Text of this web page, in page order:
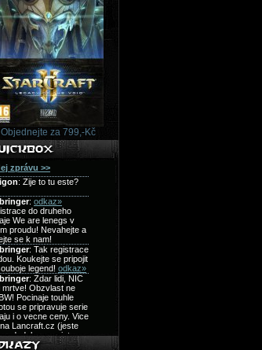
Objednejte za 799,-Kč